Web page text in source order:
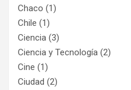
Chaco (1)
Chile (1)
Ciencia (3)
Ciencia y Tecnología (2)
Cine (1)
Ciudad (2)